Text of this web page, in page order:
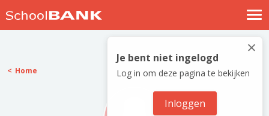
Nostalgische verhalen
Log in
Meld je gratis aan
×
Je bent niet ingelogd
Log in om deze pagina te bekijken
Inloggen
Home